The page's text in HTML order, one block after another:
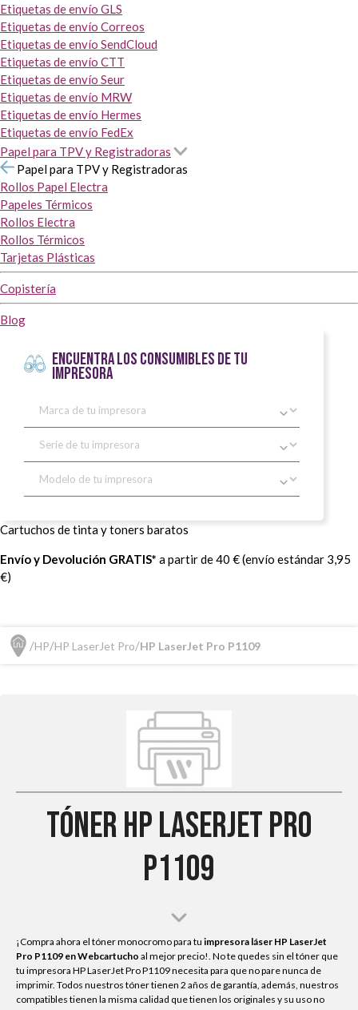
Etiquetas de envío GLS
Etiquetas de envío Correos
Etiquetas de envío SendCloud
Etiquetas de envío CTT
Etiquetas de envío Seur
Etiquetas de envío MRW
Etiquetas de envío Hermes
Etiquetas de envío FedEx
Papel para TPV y Registradoras
Papel para TPV y Registradoras
Rollos Papel Electra
Papeles Térmicos
Rollos Electra
Rollos Térmicos
Tarjetas Plásticas
Copistería
Blog
ENCUENTRA LOS CONSUMIBLES DE TU
IMPRESORA
Cartuchos de tinta y toners baratos
Envío y Devolución GRATIS* a partir de 40 € (envío estándar 3,95
€)
HP HP LaserJet Pro HP LaserJet Pro P1109
Tóner HP LaserJet Pro
P1109
¡Compra ahora el tóner monocromo para tu impresora láser HP LaserJet
Pro P1109 en Webcartucho al mejor precio!. No te quedes sin el tóner que
tu impresora HP LaserJet Pro P1109 necesita para que no pare nunca de
imprimir. Todos nuestros tóner tienen 2 años de garantía, además, nuestros
compatibles tienen la misma calidad que tienen los originales y su uso no